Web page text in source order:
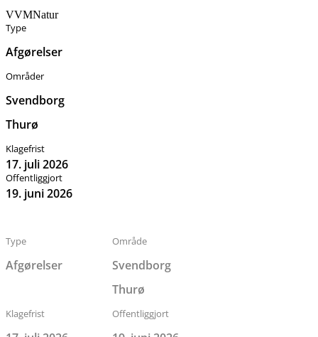
VVMNatur
Type
Afgørelser
Områder
Svendborg
Thurø
Klagefrist
17. juli 2026
Offentliggjort
19. juni 2026
Type
Afgørelser
Område
Svendborg
Thurø
Klagefrist Offentliggjort